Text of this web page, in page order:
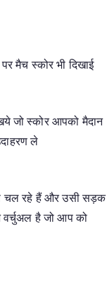
मैच स्कोर भी दिखाई
जो स्कोर आपको मैदान
ले
रहे हैं और उसी सड़क
वर्चुअल है जो आप को